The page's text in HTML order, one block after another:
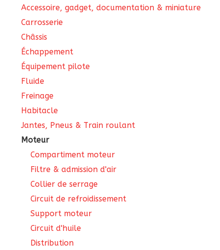
Accessoire, gadget, documentation & miniature
Carrosserie
Châssis
Échappement
Équipement pilote
Fluide
Freinage
Habitacle
Jantes, Pneus & Train roulant
Moteur
Compartiment moteur
Filtre & admission d'air
Collier de serrage
Circuit de refroidissement
Support moteur
Circuit d'huile
Distribution